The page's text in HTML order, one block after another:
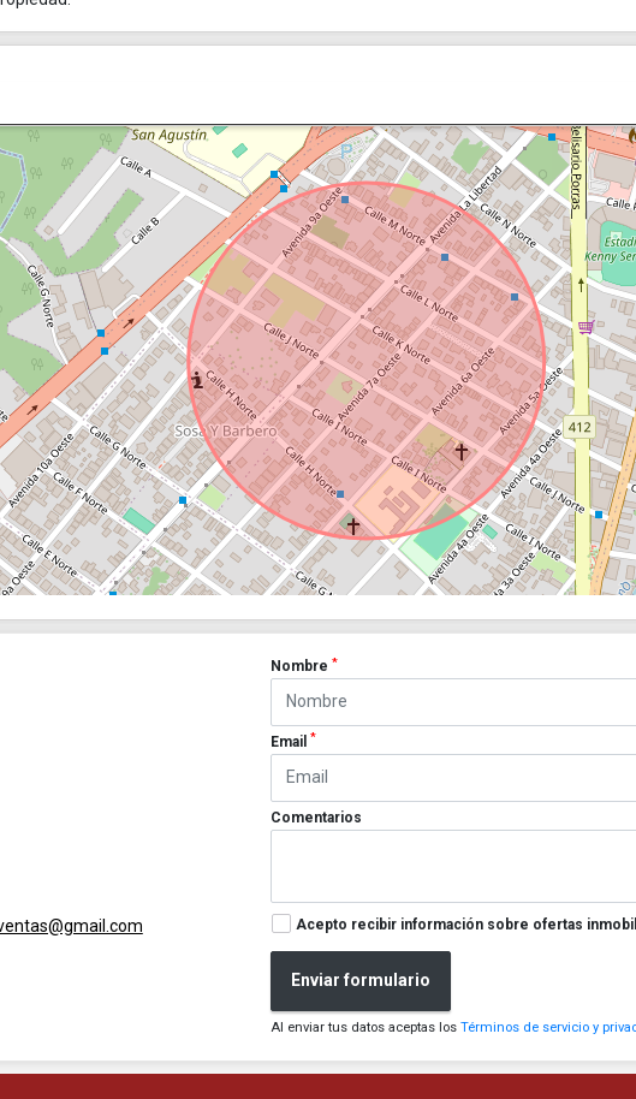
Nombre*
Email*
Comentarios
Acepto recibir información sobre ofertas
Enviar formulario
Al enviar tus datos aceptas losTérminos de servicio y